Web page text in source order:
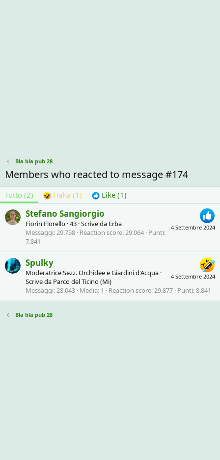
Bla bla pub 28
Members who reacted to message #174
Tutto (2) Haha (1) Like (1)
4 Settembre 2024
Stefano Sangiorgio
Fiorin Florello ·43 ·Scrive da Erba
Messaggi 29.758 Reaction score 29.064 Punti
7.841
4 Settembre 2024
Spulky
Moderatrice Sezz. Orchidee e Giardini d'Acqua ·
Scrive da Parco del Ticino (Mi)
Messaggi 28.043 Media 1 Reaction score 29.877 Punti 8.841
Bla bla pub 28